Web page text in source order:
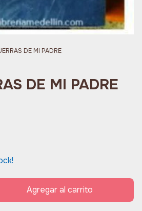
DE MI PADRE
DE MI PADRE